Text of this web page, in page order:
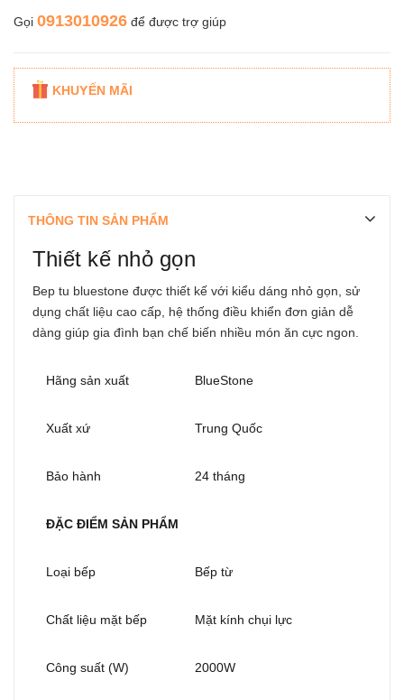
Gọi 0913010926 để được trợ giúp
KHUYẾN MÃI
THÔNG TIN SẢN PHẨM
Thiết kế nhỏ gọn
Bep tu bluestone được thiết kế với kiểu dáng nhỏ gọn, sử
dụng chất liệu cao cấp, hệ thống điều khiển đơn giản dễ
dàng giúp gia đình bạn chế biến nhiều món ăn cực ngon.
Hãng sản xuất BlueStone
Xuất xứ Trung Quốc
Bảo hành 24 tháng
ĐẶC ĐIỂM SẢN PHẨM
Loại bếp Bếp từ
Chất liệu mặt bếp Mặt kính chụi lực
Công suất (W) 2000W